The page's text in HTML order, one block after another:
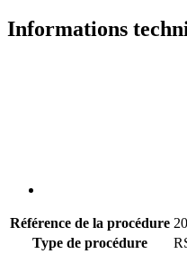
Informations
Référence de la procédure
Type de procédure